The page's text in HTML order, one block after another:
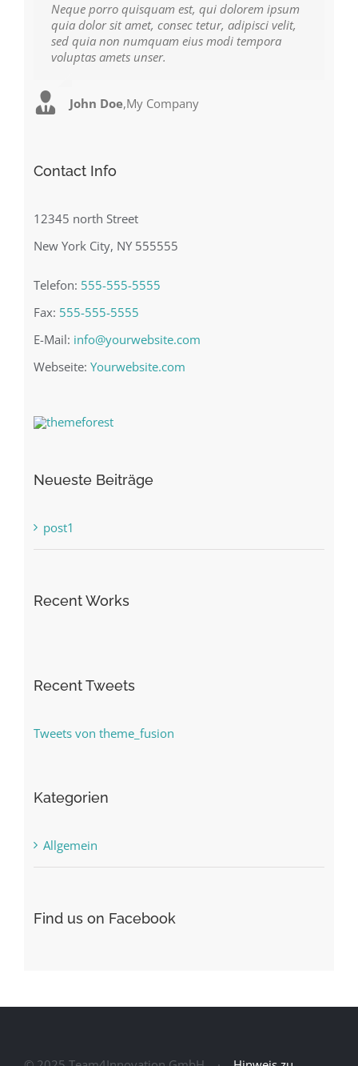
Neque porro quisquam est, qui dolorem ipsum
quia dolor sit amet, consec tetur, adipisci velit,
sed quia non numquam eius modi tempora
voluptas amets unser.
John Doe,My Company
Aliquam erat volutpat. Quisque at est id ligula
facilisis laoreet eget pulvinar nibh. Suspendisse
at ultrices dui. Curabitur ac felis arcu sadips
ipsums fugiats nemis.
Luke Beck,Theme Fusion
Contact Info
12345 north Street
New York City, NY 555555
Telefon: 555-555-5555
Fax: 555-555-5555
E-Mail: info@yourwebsite.com
Webseite: Yourwebsite.com
Neueste Beiträge
post1
Recent Works
Recent Tweets
Tweets von theme_fusion
Kategorien
Allgemein
Find us on Facebook